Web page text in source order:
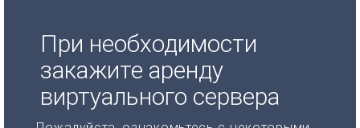
При необходимости
закажите аренду
виртуального сервера